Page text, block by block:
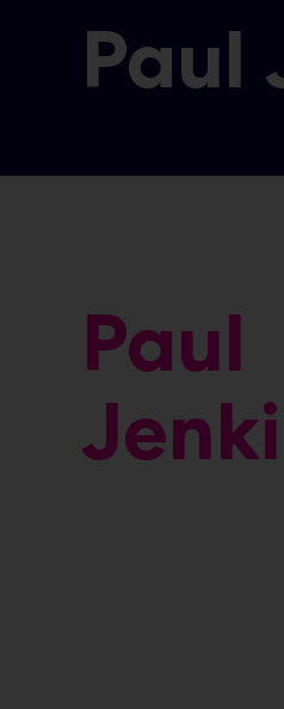
Paul
Paul